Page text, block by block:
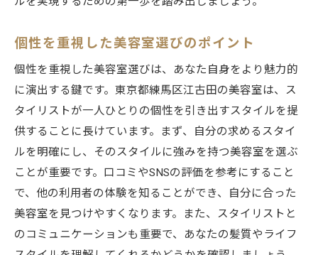
個性を重視した美容室選びのポイント
個性を重視した美容室選びは、あなた自身をより魅力的
に演出する鍵です。東京都練馬区江古田の美容室は、ス
タイリストが一人ひとりの個性を引き出すスタイルを提
供することに長けています。まず、自分の求めるスタイ
ルを明確にし、そのスタイルに強みを持つ美容室を選ぶ
ことが重要です。口コミやSNSの評価を参考にすること
で、他の利用者の体験を知ることができ、自分に合った
美容室を見つけやすくなります。また、スタイリストと
のコミュニケーションも重要で、あなたの髪質やライフ